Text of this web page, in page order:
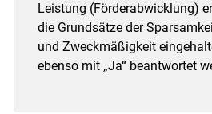
Leistung (Förderabwicklung)
die Grundsätze der
und Zweckmäßigkeit
ebenso mit „Ja“ beantwortet